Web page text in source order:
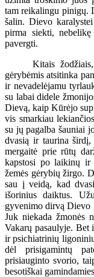
tam reikalingu pinigų.
šalin. Dievo
pirma siekti,
pavergti.
Kitais žodžiais,
gėrybėmis atsitinka
ir nevadelėjamu
su labai didele
Dievą, kaip Kūrėjo
vis smarkiau
su jų pagalba šauniai
dvasią ir taurina
mergaitė prie rūtų
kapstosi po laikinų ir
žemės gėrybių žirgo.
sau į veidą, kad
išorinius daiktus.
gyvenimo dirvą Dievo
Juk niekada žmonės
Vakarų pasaulyje.
ir psichiatrinių
dėl prisigamintų
prisiauginto svorio,
besotiškai